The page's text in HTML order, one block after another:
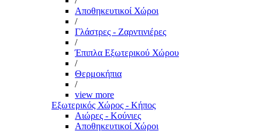
Αποθηκευτικοί Χώροι
/
Γλάστρες - Ζαρντινιέρες
/
Έπιπλα Εξωτερικού Χώρου
/
Θερμοκήπια
/
view more
Εξωτερικός Χώρος - Κήπος
Αιώρες - Κούνιες
Αποθηκευτικοί Χώροι